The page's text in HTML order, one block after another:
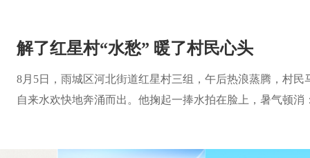
解了红星村“水愁” 暖了村民心头
8月5日，雨城区河北街道红星村三组，午后热浪蒸腾，村
自来水欢快地奔涌而出。他掬起一捧水拍在脸上，暑气顿